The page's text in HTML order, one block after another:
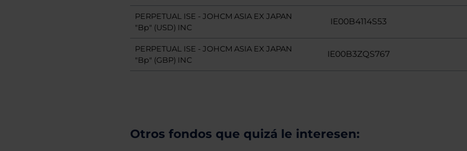
PERPETUAL ISE - JOHCM ASIA EX JAPAN
"Bp" (USD) INC
IE00B4114S53
PERPETUAL ISE - JOHCM ASIA EX JAPAN
"Bp" (GBP) INC
IE00B3ZQS767
Otros fondos que quizá le interesen: